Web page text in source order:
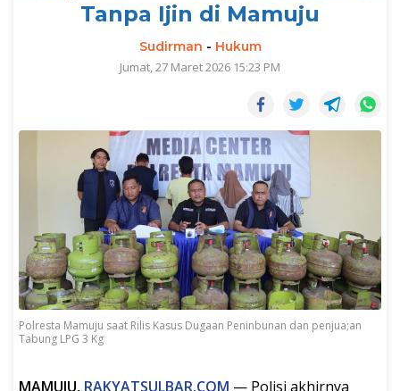
Tanpa Ijin di Mamuju
Sudirman - Hukum
Jumat, 27 Maret 2026 15:23 PM
Polresta Mamuju saat Rilis Kasus Dugaan Peninbunan dan penjua;an
Tabung LPG 3 Kg
MAMUJU, RAKYATSULBAR.COM — Polisi akhirnya